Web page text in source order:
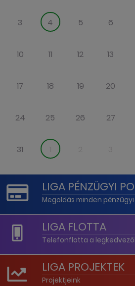
3 4 5 6
10 11 12 13
17 18 19 20
24 25 26 27
31
LIGA PÉNZÜGYI
Megoldás minden pénzügyi
LIGA FLOTTA
Telefonflotta a
LIGA PROJEKTEK
Projektjeink